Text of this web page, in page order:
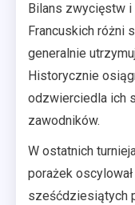
Bilans zwycięstw i
Francuskich różni
generalnie
Historycznie
odzwierciedla ich
zawodników.
W ostatnich
porażek
sześćdziesiątych